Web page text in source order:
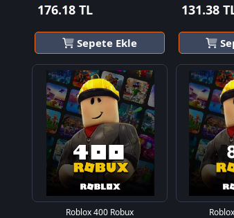
176.18 TL
Sepete Ekle
131.38
Roblox 400 Robux